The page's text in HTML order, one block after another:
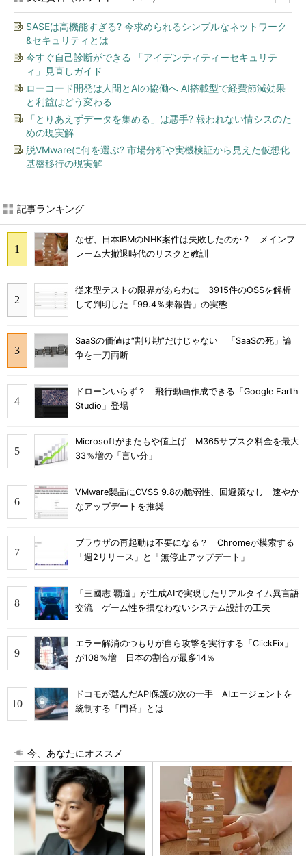
SASEは高機能すぎる? 今求められるシンプルなネットワーク
&セキュリティとは
今すぐ自己診断ができる 「アイデンティティーセキュリテ
ィ」見直しガイド
ローコード開発は人間とAIの協働へ AI搭載型で経費節減効果
と利益はどう変わる
「とりあえずデータを集める」は悪手? 報われない情シスのた
めの現実解
脱VMwareに何を選ぶ? 市場分析や実機検証から見えた仮想化
基盤移行の現実解
記事ランキング
なぜ、日本IBMのNHK案件は失敗したのか？ メインフ
レーム大撤退時代のリスクと教訓
従来型テストの限界があらわに 3915件のOSSを解析
して判明した「99.4％未報告」の実態
SaaSの価値は“割り勘”だけじゃない 「SaaSの死」論
争を一刀両断
ドローンいらず？ 飛行動画作成できる「Google Earth
Studio」登場
Microsoftがまたもや値上げ M365サブスク料金を最大
33％増の「言い分」
VMware製品にCVSS 9.8の脆弱性、回避策なし 速やか
なアップデートを推奨
ブラウザの再起動は不要になる？ Chromeが模索する
「週2リリース」と「無停止アップデート」
「三國志 覇道」が生成AIで実現したリアルタイム異言語
交流 ゲーム性を損なわないシステム設計の工夫
エラー解消のつもりが自ら攻撃を実行する「ClickFix」
が108％増 日本の割合が最多14％
ドコモが選んだAPI保護の次の一手 AIエージェントを
統制する「門番」とは
今、あなたにオススメ